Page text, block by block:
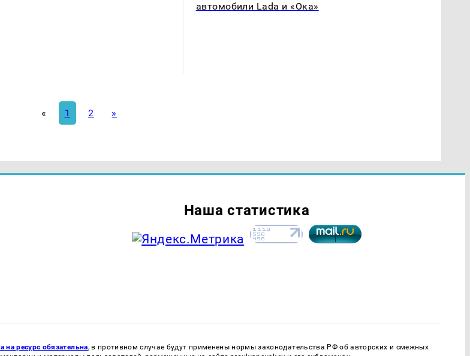
автомобили Lada и «Ока»
« 1 2 »
Наша статистика
на ресурс обязательна, в противном случае будут применены нормы законодательства РФ об авторских и смежных